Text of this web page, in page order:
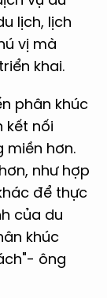
lịch, lịch
vị mà
khai.
phân khúc
kết nối
miền hơn.
như hợp
để thực
của du
khúc
ông